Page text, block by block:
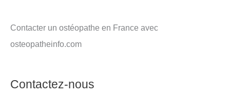
Contacter un ostéopathe en France avec
osteopatheinfo.com
Contactez-nous